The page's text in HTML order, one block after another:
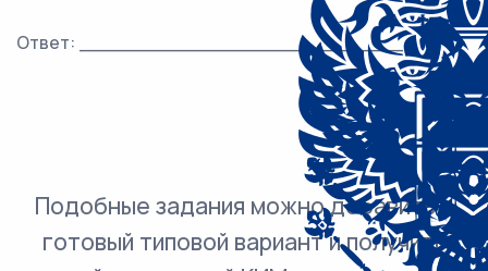
Ответ: ___________________________.
Подобные задания можно добавить в
готовый типовой вариант и получить